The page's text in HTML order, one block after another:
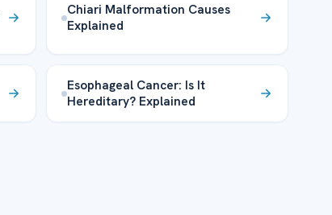
Chiari Malformation Causes
Explained
Esophageal Cancer: Is It
Hereditary? Explained